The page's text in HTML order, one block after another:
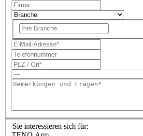
Sie interessieren sich für: